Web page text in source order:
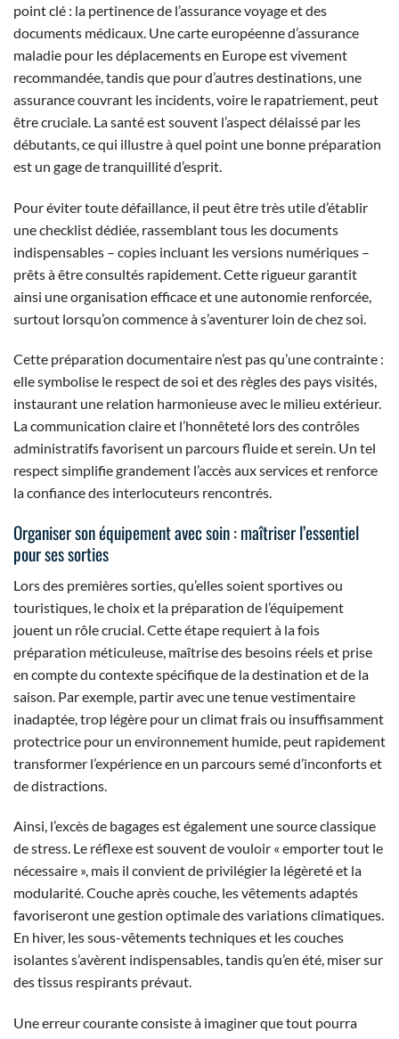
point clé : la pertinence de l’assurance voyage et des
documents médicaux. Une carte européenne d’assurance
maladie pour les déplacements en Europe est vivement
recommandée, tandis que pour d’autres destinations, une
assurance couvrant les incidents, voire le rapatriement, peut
être cruciale. La santé est souvent l’aspect délaissé par les
débutants, ce qui illustre à quel point une bonne préparation
est un gage de tranquillité d’esprit.
Pour éviter toute défaillance, il peut être très utile d’établir
une checklist dédiée, rassemblant tous les documents
indispensables – copies incluant les versions numériques –
prêts à être consultés rapidement. Cette rigueur garantit
ainsi une organisation efficace et une autonomie renforcée,
surtout lorsqu’on commence à s’aventurer loin de chez soi.
Cette préparation documentaire n’est pas qu’une contrainte :
elle symbolise le respect de soi et des règles des pays visités,
instaurant une relation harmonieuse avec le milieu extérieur.
La communication claire et l’honnêteté lors des contrôles
administratifs favorisent un parcours fluide et serein. Un tel
respect simplifie grandement l’accès aux services et renforce
la confiance des interlocuteurs rencontrés.
Organiser son équipement avec soin : maîtriser l’essentiel
pour ses sorties
Lors des premières sorties, qu’elles soient sportives ou
touristiques, le choix et la préparation de l’équipement
jouent un rôle crucial. Cette étape requiert à la fois
préparation méticuleuse, maîtrise des besoins réels et prise
en compte du contexte spécifique de la destination et de la
saison. Par exemple, partir avec une tenue vestimentaire
inadaptée, trop légère pour un climat frais ou insuffisamment
protectrice pour un environnement humide, peut rapidement
transformer l’expérience en un parcours semé d’inconforts et
de distractions.
Ainsi, l’excès de bagages est également une source classique
de stress. Le réflexe est souvent de vouloir « emporter tout le
nécessaire », mais il convient de privilégier la légèreté et la
modularité. Couche après couche, les vêtements adaptés
favoriseront une gestion optimale des variations climatiques.
En hiver, les sous-vêtements techniques et les couches
isolantes s’avèrent indispensables, tandis qu’en été, miser sur
des tissus respirants prévaut.
Une erreur courante consiste à imaginer que tout pourra